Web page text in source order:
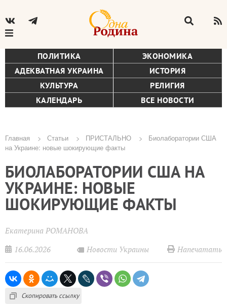
ПОЛИТИКА
ЭКОНОМИКА
АДЕКВАТНАЯ УКРАИНА
ИСТОРИЯ
КУЛЬТУРА
РЕЛИГИЯ
КАЛЕНДАРЬ
ВСЕ НОВОСТИ
Строка
навигации
Главная Статьи ПРИСТАЛЬНО
Биолаборатории США
на Украине: новые шокирующие факты
БИОЛАБОРАТОРИИ США НА
УКРАИНЕ: НОВЫЕ
ШОКИРУЮЩИЕ ФАКТЫ
Екатерина РОМАНОВА
16.06.2026
Новости Украины Напечатать
Скопировать ссылку